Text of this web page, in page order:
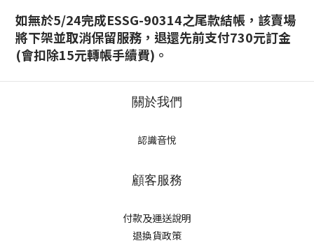
如無於5/24完成ESSG-90314之尾款結帳，該賣場
將下架並取消保留服務，退還先前支付730元訂金
(會扣除15元轉帳手續費)。
關於我們
認識音悅
顧客服務
付款及運送說明
退換貨政策